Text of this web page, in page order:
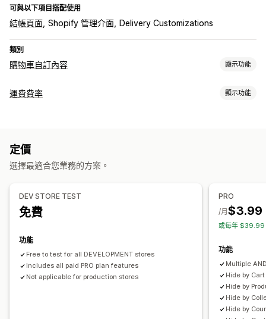
可與以下項目搭配使用
結帳頁面 Shopify 管理介面 Delivery Customizations
類別
購物車自訂內容 顯示功能
購物車顯示畫面
免運費
自訂結帳頁面
運費費率 顯示功能
依商品計費
自訂規則
定價
選擇最適合您業務的方案。
DEV STORE TEST
免費
功能
Free to test for all DEVELOPMENT stores
Includes all paid PRO plan features
Not applicable for production stores
PRO
$3.99
/月
或每年 $39.99
功能
Multiple
Hide by
Hide by
Hide by
Hide by